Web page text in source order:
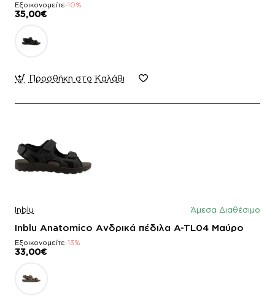
Εξοικονομείτε-10%
35,00€
Προσθήκη στο Καλάθι
Inblu Άμεσα Διαθέσιμο
Inblu Anatomico Ανδρικά πέδιλα A-TL04 Μαύρο
Εξοικονομείτε-13%
33,00€